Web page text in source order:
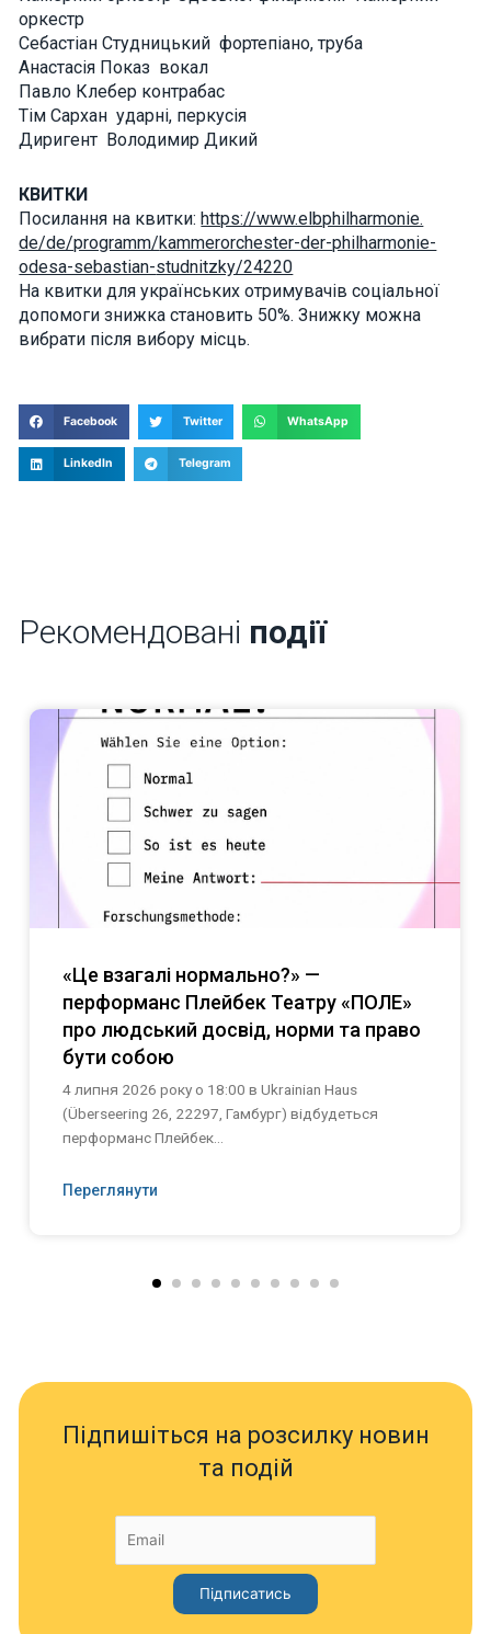
оркестр
Себастіан Студницький фортепіано, труба
Анастасія Показ вокал
Павло Клебер контрабас
Тім Сархан ударні, перкусія
Диригент Володимир Дикий
КВИТКИ
Посилання на квитки:https://www.elbphilharmonie.
de/de/programm/kammerorchester-der-philharmonie-
odesa-sebastian-studnitzky/24220
На квитки для українських отримувачів соціальної
допомоги знижка становить 50%. Знижку можна
вибрати після вибору місць.
Facebook Twitter WhatsApp
LinkedIn Telegram
Рекомендовані події
«Це взагалі нормально?» —
перформанс Плейбек Театру «ПОЛЕ»
про людський досвід, норми та право
бути собою
4 липня 2026 року о 18:00 в Ukrainian Haus
(Überseering 26, 22297, Гамбург) відбудеться
перформанс Плейбек...
Переглянути
Підпишіться на розсилку новин
та подій